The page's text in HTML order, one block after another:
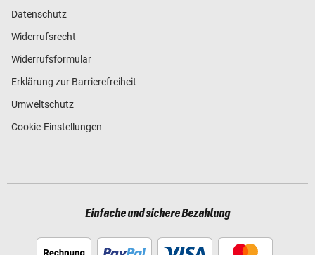
Datenschutz
Widerrufsrecht
Widerrufsformular
Erklärung zur Barrierefreiheit
Umweltschutz
Cookie-Einstellungen
Einfache und sichere Bezahlung